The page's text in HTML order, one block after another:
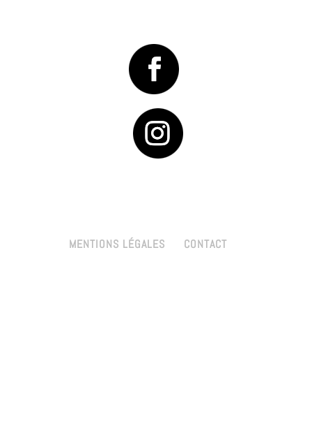
MENTIONS LÉGALES CONTACT